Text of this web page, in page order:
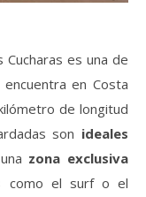
Cucharas es una de
en Costa
de longitud
son ideales
zona exclusiva
como el surf o el